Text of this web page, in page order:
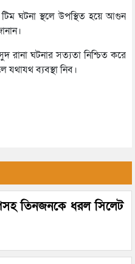
ঘটনা স্থলে উপস্থিত হয়ে আগুন
রানা ঘটনার সত্যতা নিশ্চিত করে
যথাযথ ব্যবস্থা নিব।
তিনজনকে ধরল সিলেট